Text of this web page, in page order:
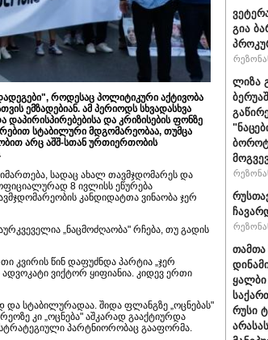
როდესაც პოლიტიკური აქტივობა
ემზადებიან. ამ პერიოდს სხვადასხვა
დაპირისპირებებისა და კრიზისების ფონზე
სტაბილური მდგომარეობაა, თუმცა
არც აშშ-სთან ურთიერთობის
სადაც ახალ თავმჯდომარეს და
8 ივლისს ეწურება
კანდიდატთა ვინაობა ჯერ
„ნაცმოძღაობა" რჩება, თუ გადის
კვირის წინ დაფუძნდა პარტია „ჯერ
ვიქტორ ყიფიანია. კიდევ ერთი
და სტაბილურადაა. შიდა ფლანგზე „ოცნებას"
კი „ოცნება" აშკარად გააქტიურდა
პარტნიორობაც გააფორმა.
გია
ლიზა
თამთა
ყალბი
რუსი